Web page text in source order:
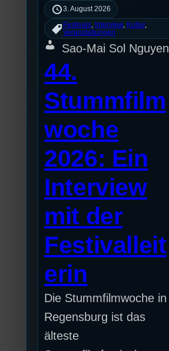
3. August 2026
Festivals Interview, Kultur
Veranstaltungen
Sao-Mai Sol Nguyen
44.
Stummfilm
woche
2026: Ein
Interview
mit der
Festivalleit
erin
Die Stummfilmwoche in
Regensburg ist das
älteste